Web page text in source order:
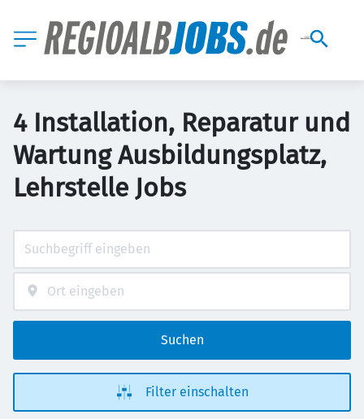
4 Installation, Reparatur und
Wartung Ausbildungsplatz,
Lehrstelle Jobs
Suchen
Filter einschalten